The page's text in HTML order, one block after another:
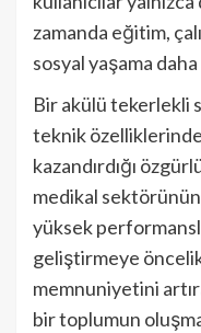
zamanda eğitim,
sosyal yaşama
Bir akülü tekerlekli
teknik
kazandırdığı
medikal
yüksek
geliştirmeye
memnuniyetini
bir toplumun